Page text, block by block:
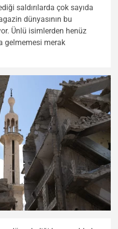
saldırılarda çok sayıda
dünyasının bu
Ünlü isimlerden henüz
gelmemesi merak